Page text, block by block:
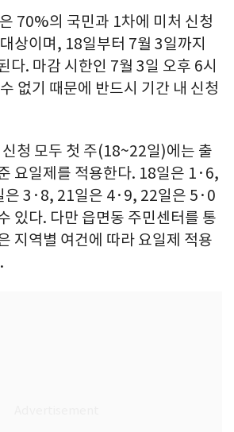
70%의 국민과 1차에 미처 신청
상이며, 18일부터 7월 3일까지
다. 마감 시한인 7월 3일 오후 6시
없기 때문에 반드시 기간 내 신청
청 모두 첫 주(18~22일)에는 출
요일제를 적용한다. 18일은 1·6,
은 3·8, 21일은 4·9, 22일은 5·0
있다. 다만 읍면동 주민센터를 통
지역별 여건에 따라 요일제 적용